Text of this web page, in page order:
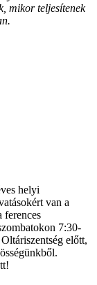
mikor teljesítenek
helyi
van a
ferences
7:30-
előtt,